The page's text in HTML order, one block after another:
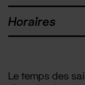
Horaires
Le temps des